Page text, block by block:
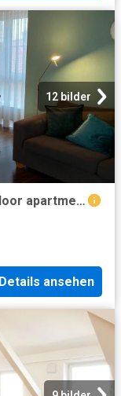
12 bilder
UNTERHACHING Sunny 2 room top floor apartment with south facing balcony, utilities included
Details ansehen